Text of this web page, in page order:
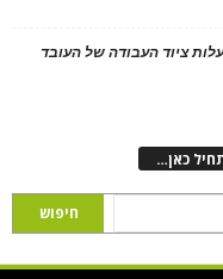
ציוד העבודה של העובד
כאן…